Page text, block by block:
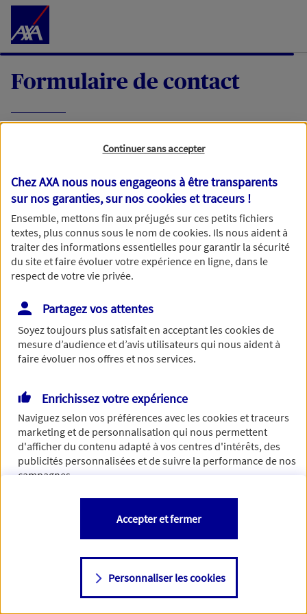
Accéder au Contenu
Formulaire de contact
demande, nous vous répondrons dans les
meilleurs délais par mail ou par téléphone.
Votre message :
Vous disposez de droits sur les informations vous concernant. Pour
plus d’informations,cliquez ici.
Continuer sans accepter
Chez AXA nous nous engageons à être transparents
sur nos garanties, sur noscookies et traceurs !
Ensemble, mettons fin aux préjugés sur ces petits fichiers
textes, plus connus sous le nom decookies. Ils nous aident à
traiter des informations essentielles pour garantir la sécurité
du site et faire évoluer votre expérience en ligne, dans le
respect de votre vie privée.
Partagez vos attentes
Soyez toujours plus satisfait en acceptant lescookiesde
mesure d’audience et d’avis utilisateurs qui nous aident à
faire évoluer nos offres et nos services.
Enrichissez votre expérience
Naviguez selon vos préférences avec lescookies et traceurs
marketing et de personnalisation qui nous permettent
d'afficher du contenu adapté à vos centres d'intérêts, des
publicités personnalisées et de suivre la performance de nos
campagnes.
Vous êtes libre de les accepter, de les refuser comme de
changer d'avis à tout moment en allant sur
Consulter notre politique decookies
Personnaliser les cookies
Accepter et fermer